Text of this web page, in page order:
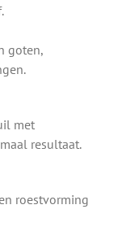
goten,
met
resultaat.
roestvorming